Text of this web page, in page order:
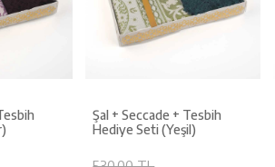
Şal + Seccade + Tesbih
Hediye Seti (Yeşil)